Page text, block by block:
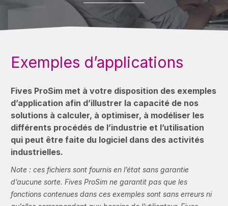
Exemples d’applications
Fives ProSim met à votre disposition des exemples
d’application afin d’illustrer la capacité de nos
solutions à calculer, à optimiser, à modéliser les
différents procédés de l’industrie et l’utilisation
qui peut être faite du logiciel dans des activités
industrielles.
Note : ces fichiers sont fournis en l’état sans garantie
d’aucune sorte. Fives ProSim ne garantit pas que les
fonctions contenues dans ces exemples sont sans erreurs ni